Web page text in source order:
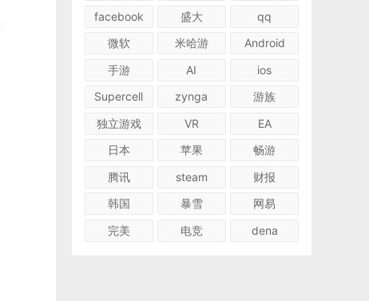
facebook
盛大
qq
微软
米哈游
Android
手游
AI
ios
Supercell
zynga
游族
独立游戏
VR
EA
日本
苹果
畅游
腾讯
steam
财报
韩国
暴雪
网易
完美
电竞 dena